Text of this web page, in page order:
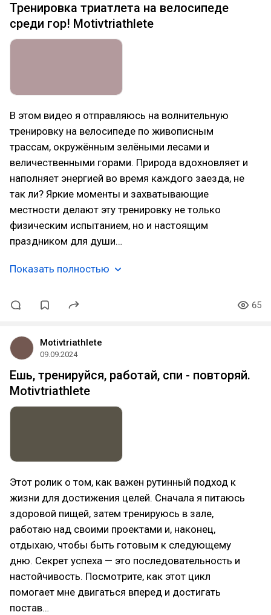
Тренировка триатлета на велосипеде
среди гор! Motivtriathlete
В этом видео я отправляюсь на волнительную
тренировку на велосипеде по живописным
трассам, окружённым зелёными лесами и
величественными горами. Природа вдохновляет и
наполняет энергией во время каждого заезда, не
так ли? Яркие моменты и захватывающие
местности делают эту тренировку не только
физическим испытанием, но и настоящим
праздником для души…
Показать полностью
65
Motivtriathlete
09.09.2024
Ешь, тренируйся, работай, спи - повторяй.
Motivtriathlete
Этот ролик о том, как важен рутинный подход к
жизни для достижения целей. Сначала я питаюсь
здоровой пищей, затем тренируюсь в зале,
работаю над своими проектами и, наконец,
отдыхаю, чтобы быть готовым к следующему
дню. Секрет успеха — это последовательность и
настойчивость. Посмотрите, как этот цикл
помогает мне двигаться вперед и достигать
постав…